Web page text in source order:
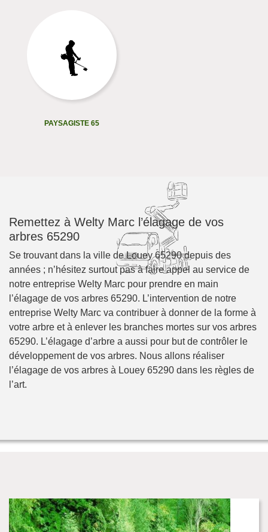
PAYSAGISTE 65
Remettez à Welty Marc l’élagage de vos
arbres 65290
Se trouvant dans la ville de Louey 65290 depuis des
années ; n’hésitez surtout pas à faire appel au service de
notre entreprise Welty Marc pour prendre en main
l’élagage de vos arbres 65290. L’intervention de notre
entreprise Welty Marc va contribuer à donner de la forme à
votre arbre et à enlever les branches mortes sur vos arbres
65290. L’élagage d’arbre a aussi pour but de contrôler le
développement de vos arbres. Nous allons réaliser
l’élagage de vos arbres à Louey 65290 dans les règles de
l’art.